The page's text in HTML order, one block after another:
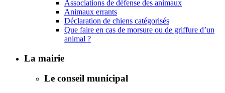
Associations de défense des animaux
Animaux errants
Déclaration de chiens catégorisés
Que faire en cas de morsure ou de griffure d’un
animal ?
La mairie
Le conseil municipal